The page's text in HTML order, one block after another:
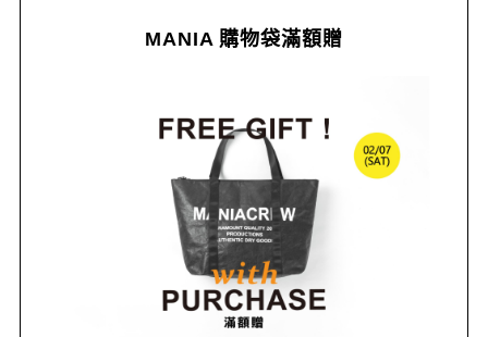
MANIA 購物袋滿額贈